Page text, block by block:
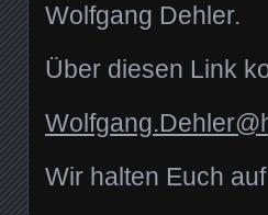
Wolfgang Dehler.
Über diesen Link
Wir halten Euch